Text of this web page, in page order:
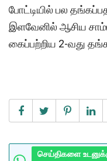
போட்டியில் பல
இளவேனில் ஆசிய
கைப்பற்றிய 2-வது
செய்திகளை